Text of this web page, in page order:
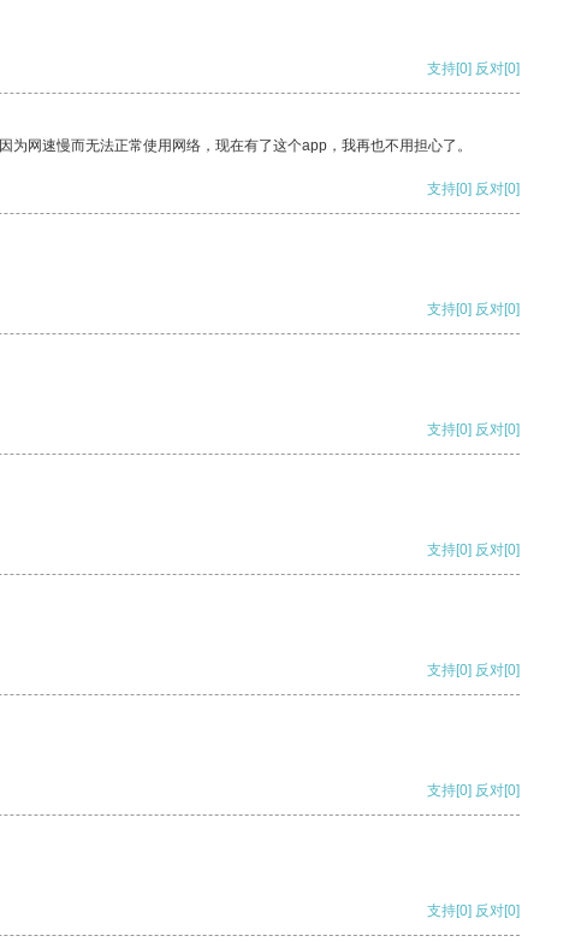
支持[0] 反对[0]
网速慢而无法正常使用网络，现在有了这个app，我再也不用担心了。
支持[0] 反对[0]
支持[0] 反对[0]
支持[0] 反对[0]
支持[0] 反对[0]
支持[0] 反对[0]
支持[0] 反对[0]
支持[0] 反对[0]